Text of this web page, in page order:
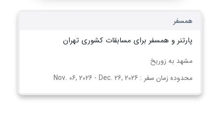
همسفر
پارتنر و همسفر برای مسابقات کشوری تهران
مشهد به زوریخ
محدوده زمان سفر : Nov. 06, 2026 - Dec. 26, 2026